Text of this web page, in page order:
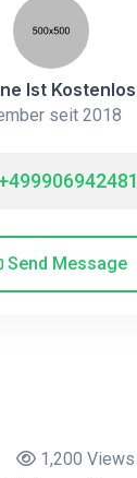
Ist Kostenlos
seit 2018
Send Message
1,200 Views